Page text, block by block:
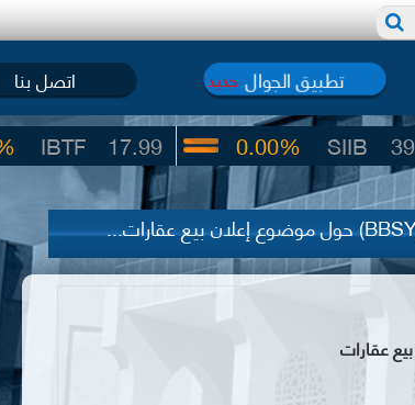
تطبيق الجوال جديد اتصل بنا
17.99 39.91
SIIB
0.00%